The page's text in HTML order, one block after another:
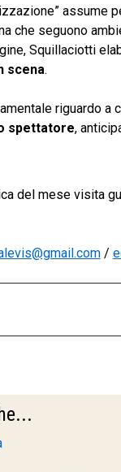
assume
che seguono
Squillaciotti
scena.
riguardo a
spettatore,
del mese visita
/